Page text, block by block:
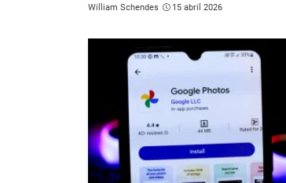
William Schendes 15 abril 2026